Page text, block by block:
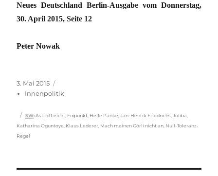
Neues Deutschland Berlin-Ausgabe vom Donnerstag,
30. April 2015, Seite 12
Peter Nowak
Veröffentlicht
am
3. Mai 2015
Innenpolitik
Schlagwörter
SW: Astrid Leicht Fixpunkt Helle Panke ,Jan-Henrik Friedrichs ,Joliba
Katharina Oguntoye Klaus Lederer Mach meinen Görli nicht an Null-Toleranz-
Regel